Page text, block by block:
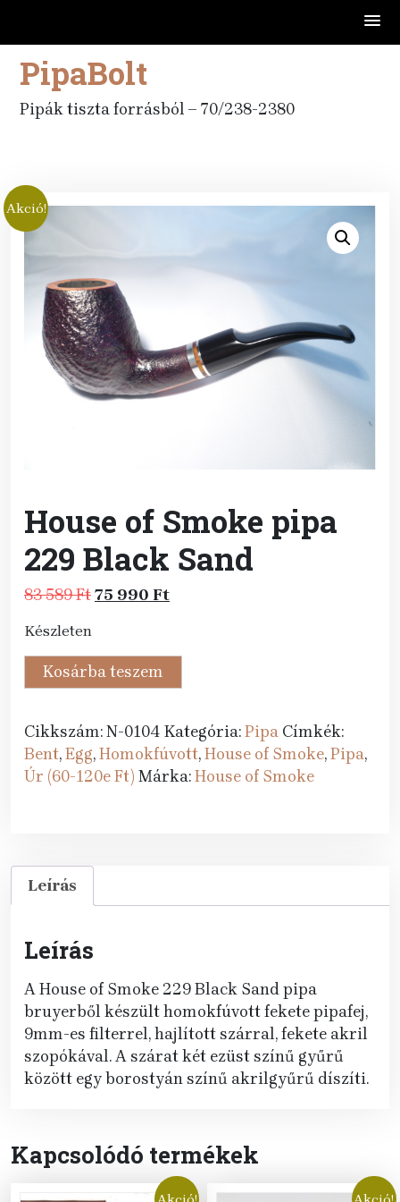
Skip
content
PipaBolt
Pipák tiszta forrásból – 70/238-2380
Akció!
House of Smoke pipa
229 Black Sand
83 589FtOriginal
83
589 Ft.
75 990 FtCurrent
75
990 Ft.
Készleten
House
of
pipa
229
Black
Kosárba teszem
Cikkszám:N-0104 Kategória:Pipa Címkék:
Bent,Egg,Homokfúvott,House of Smoke,Pipa,
Úr (60-120e Ft) Márka:House of Smoke
Leírás
Leírás
A House of Smoke 229 Black Sand pipa
bruyerből készült homokfúvott fekete pipafej,
9mm-es filterrel, hajlított szárral, fekete akril
szopókával. A szárat két ezüst színű gyűrű
között egy borostyán színű akrilgyűrű díszíti.
Kapcsolódó termékek